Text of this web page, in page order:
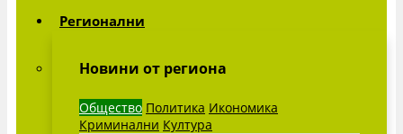
Регионални
Новини от региона
Общество Политика Икономика
Криминални Култура